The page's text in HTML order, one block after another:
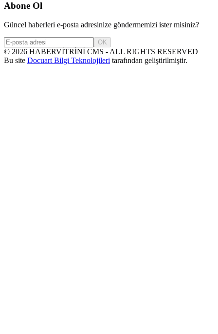
Abone Ol
Güncel haberleri e-posta adresinize göndermemizi ister misiniz?
OK
© 2026 HABERVİTRİNİ CMS - ALL RIGHTS RESERVED
Bu site Docuart Bilgi Teknolojileri tarafından geliştirilmiştir.